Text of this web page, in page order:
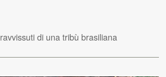
di una tribù brasiliana